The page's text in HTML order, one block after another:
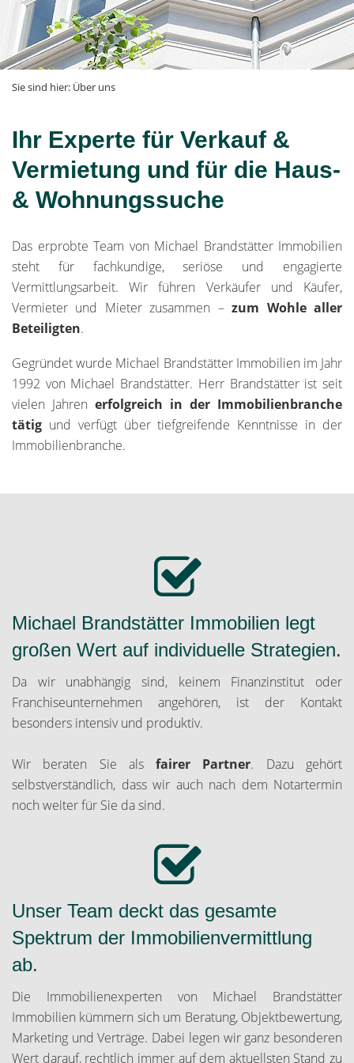
Sie sind hier: Über uns
Ihr Experte für Verkauf &
Vermietung und für die Haus-
& Wohnungssuche
Das erprobte Team von Michael Brandstätter Immobilien
steht für fachkundige, seriöse und engagierte
Vermittlungsarbeit. Wir führen Verkäufer und Käufer,
Vermieter und Mieter zusammen –zum Wohle aller
Beteiligten.
Gegründet wurde Michael Brandstätter Immobilien im Jahr
1992 von Michael Brandstätter. Herr Brandstätter ist seit
vielen Jahren erfolgreich in der Immobilienbranche
tätig und verfügt über tiefgreifende Kenntnisse in der
Immobilienbranche.
Michael Brandstätter Immobilien legt
großen Wert auf individuelle Strategien.
Da wir unabhängig sind, keinem Finanzinstitut oder
Franchiseunternehmen angehören, ist der Kontakt
besonders intensiv und produktiv.
Wir beraten Sie alsfairer Partner. Dazu gehört
selbstverständlich, dass wir auch nach dem Notartermin
noch weiter für Sie da sind.
Unser Team deckt das gesamte
Spektrum der Immobilienvermittlung
ab.
Die Immobilienexperten von Michael Brandstätter
Immobilien kümmern sich um Beratung, Objektbewertung,
Marketing und Verträge. Dabei legen wir ganz besonderen
Wert darauf, rechtlich immer auf dem aktuellsten Stand zu